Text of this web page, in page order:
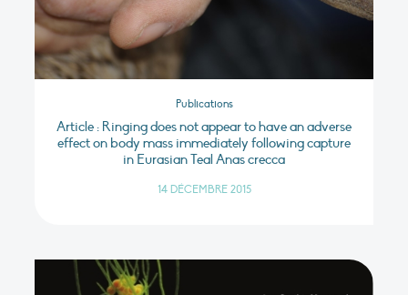
Publications
Article : Ringing does not appear to have an adverse
effect on body mass immediately following capture
in Eurasian Teal Anas crecca
14 DÉCEMBRE 2015